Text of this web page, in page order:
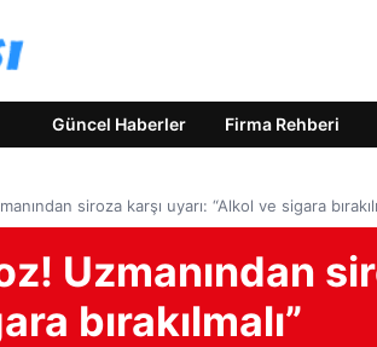
Güncel Haberler Firma Rehberi
siroza karşı uyarı: “Alkol ve sigara
Uzmanından
bırakılmalı”